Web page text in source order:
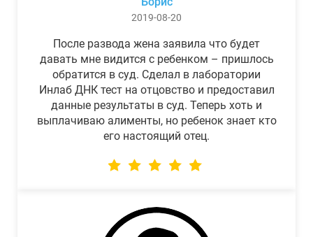
2019-08-20
После развода жена заявила что будет
давать мне видится с ребенком – пришлось
обратится в суд. Сделал в лаборатории
Инлаб ДНК тест на отцовство и предоставил
данные результаты в суд. Теперь хоть и
выплачиваю алименты, но ребенок знает кто
его настоящий отец.